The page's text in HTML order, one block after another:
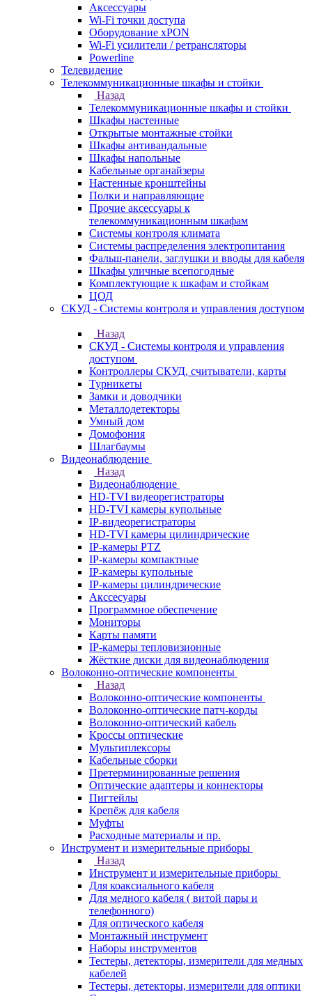
Аксессуары
Wi-Fi точки доступа
Оборудование хPON
Wi-Fi усилители / ретрансляторы
Powerline
Телевидение
Телекоммуникационные шкафы и стойки
Назад
Телекоммуникационные шкафы и стойки
Шкафы настенные
Открытые монтажные стойки
Шкафы антивандальные
Шкафы напольные
Кабельные органайзеры
Настенные кронштейны
Полки и направляющие
Прочие аксессуары к
телекоммуникационным шкафам
Системы контроля климата
Системы распределения электропитания
Фальш-панели, заглушки и вводы для кабеля
Шкафы уличные всепогодные
Комплектующие к шкафам и стойкам
ЦОД
СКУД - Системы контроля и управления доступом
Назад
СКУД - Системы контроля и управления
доступом
Контроллеры СКУД, считыватели, карты
Турникеты
Замки и доводчики
Металлодетекторы
Умный дом
Домофония
Шлагбаумы
Видеонаблюдение
Назад
Видеонаблюдение
HD-TVI видеорегистраторы
HD-TVI камеры купольные
IP-видеорегистраторы
HD-TVI камеры цилиндрические
IP-камеры PTZ
IP-камеры компактные
IP-камеры купольные
IP-камеры цилиндрические
Акссесуары
Программное обеспечение
Мониторы
Карты памяти
IP-камеры тепловизионные
Жёсткие диски для видеонаблюдения
Волоконно-оптические компоненты
Назад
Волоконно-оптические компоненты
Волоконно-оптические патч-корды
Волоконно-оптический кабель
Кроссы оптические
Мультиплексоры
Кабельные сборки
Претерминированные решения
Оптические адаптеры и коннекторы
Пигтейлы
Крепёж для кабеля
Муфты
Расходные материалы и пр.
Инструмент и измерительные приборы
Назад
Инструмент и измерительные приборы
Для коаксиального кабеля
Для медного кабеля ( витой пары и
телефонного)
Для оптического кабеля
Монтажный инструмент
Наборы инструментов
Тестеры, детекторы, измерители для медных
кабелей
Тестеры, детекторы, измерители для оптики